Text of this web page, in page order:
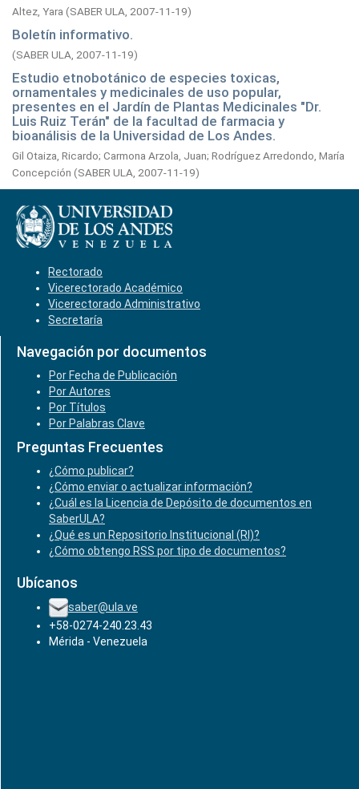
Altez, Yara (SABER ULA, 2007-11-19)
Boletín informativo.
(SABER ULA, 2007-11-19)
Estudio etnobotánico de especies toxicas,
ornamentales y medicinales de uso popular,
presentes en el Jardín de Plantas Medicinales "Dr.
Luis Ruiz Terán" de la facultad de farmacia y
bioanálisis de la Universidad de Los Andes.
Gil Otaiza, Ricardo; Carmona Arzola, Juan; Rodríguez Arredondo, María
Concepción (SABER ULA, 2007-11-19)
Rectorado
Vicerectorado Académico
Vicerectorado Administrativo
Secretaría
Navegación por documentos
Por Fecha de Publicación
Por Autores
Por Títulos
Por Palabras Clave
Preguntas Frecuentes
¿Cómo publicar?
¿Cómo enviar o actualizar información?
¿Cuál es la Licencia de Depósito de documentos en
SaberULA?
¿Qué es un Repositorio Institucional (RI)?
¿Cómo obtengo RSS por tipo de documentos?
Ubícanos
saber@ula.ve
+58-0274-240.23.43
Mérida - Venezuela